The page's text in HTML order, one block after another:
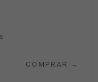
COMPRAR